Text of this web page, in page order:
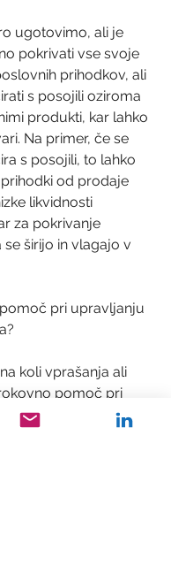
ugotovimo, ali je
pokrivati vse svoje
prihodkov, ali
s posojili oziroma
produkti, kar lahko
Na primer, če se
s posojili, to lahko
od prodaje
likvidnosti
za pokrivanje
se širijo in vlagajo v
pri upravljanju
koli vprašanja ali
pomoč pri
toka vašega